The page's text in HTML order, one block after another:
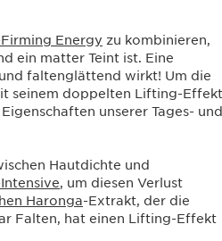
Energy zu kombinieren,
ein matter Teint ist. Eine
faltenglättend wirkt! Um die
seinem doppelten Lifting-Effekt
unserer Tages- und
Hautdichte und
, um diesen Verlust
Haronga-Extrakt, der die
Falten, hat einen Lifting-Effekt